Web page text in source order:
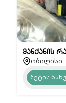
მანქანის
თბილისი
მეტის